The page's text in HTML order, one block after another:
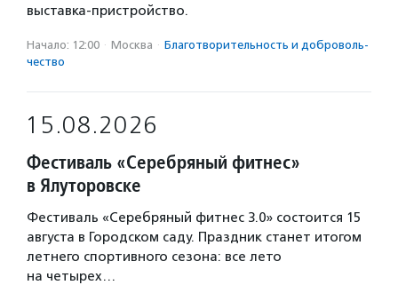
выставка-пристройство.
Начало: 12:00 · Москва · Благотвори­тель­ность и доброволь­
чест­во
15.08.2026
Фестиваль «Серебряный фитнес»
в Ялуторовске
Фестиваль «Серебряный фитнес 3.0» состоится 15
августа в Городском саду. Праздник станет итогом
летнего спортивного сезона: все лето
на четырех…